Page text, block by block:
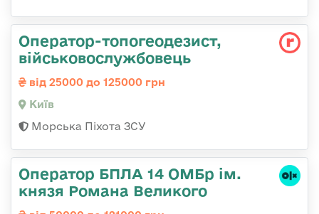
Оператор-топогеодезист,
військовослужбовець
від 25000 до 125000 грн
Київ
Морська Піхота ЗСУ
Оператор БПЛА 14 ОМБр ім.
князя Романа Великого